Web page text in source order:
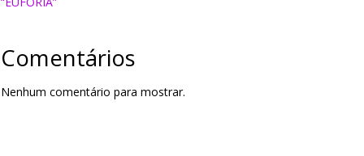
Comentários
Nenhum comentário para mostrar.